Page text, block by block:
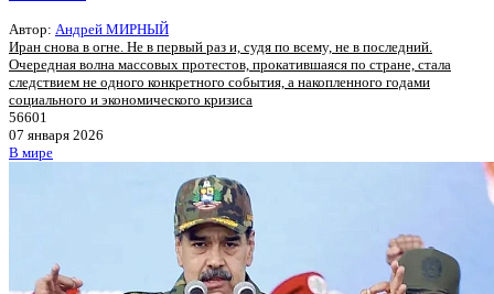
Автор: Андрей МИРНЫЙ
Иран снова в огне. Не в первый раз и, судя по всему, не в последний.
Очередная волна массовых протестов, прокатившаяся по стране, стала
следствием не одного конкретного события, а накопленного годами
социального и экономического кризиса
56601
07 января 2026
В мире